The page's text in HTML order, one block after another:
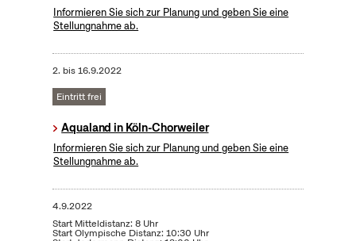
Informieren Sie sich zur Planung und geben Sie eine
Stellungnahme ab.
2. bis16.9.2022
Eintritt frei
Aqualand in Köln-Chorweiler
Informieren Sie sich zur Planung und geben Sie eine
Stellungnahme ab.
4.9.2022
Start Mitteldistanz: 8 Uhr
Start Olympische Distanz: 10:30 Uhr